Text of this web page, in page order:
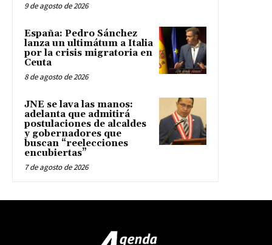
9 de agosto de 2026
España: Pedro Sánchez
lanza un ultimátum a Italia
por la crisis migratoria en
Ceuta
8 de agosto de 2026
JNE se lava las manos:
adelanta que admitirá
postulaciones de alcaldes
y gobernadores que
buscan “reelecciones
encubiertas”
7 de agosto de 2026